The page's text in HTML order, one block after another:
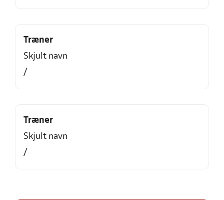
Træner
Skjult navn
/
Træner
Skjult navn
/